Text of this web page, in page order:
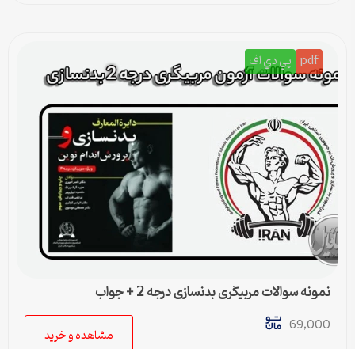
pdf پي دي اف
نمونه سوالات مربیگری بدنسازی درجه 2 + جواب
69,000
مشاهده و خرید